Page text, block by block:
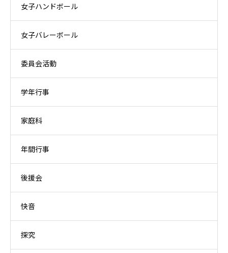
女子ハンドボール
女子バレーボール
委員会活動
学年行事
家庭科
年間行事
後援会
快音
探究